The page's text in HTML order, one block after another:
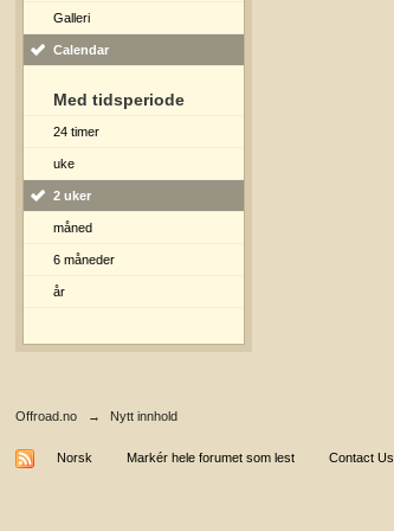
Galleri
Calendar
Med tidsperiode
24 timer
uke
2 uker
måned
6 måneder
år
Offroad.no → Nytt innhold
Norsk Markér hele forumet som lest Contact Us